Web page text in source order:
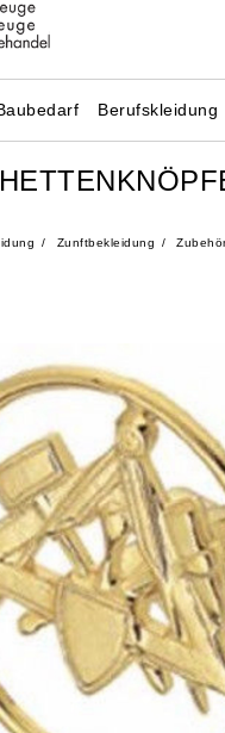
Berufskleidung
Zunftbekleidung